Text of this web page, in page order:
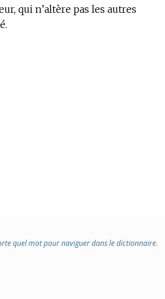
qui n’altère pas les autres
quel mot pour naviguer dans le dictionnaire.